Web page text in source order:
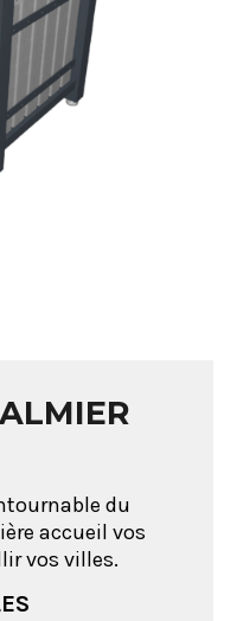
du
accueil vos
vos villes.